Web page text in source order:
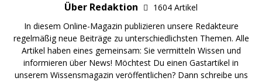
Über Redaktion
1604 Artikel
In diesem Online-Magazin publizieren unsere Redakteure
regelmäßig neue Beiträge zu unterschiedlichsten Themen. Alle
Artikel haben eines gemeinsam: Sie vermitteln Wissen und
informieren über News! Möchtest Du einen Gastartikel in
unserem Wissensmagazin veröffentlichen? Dann schreibe uns